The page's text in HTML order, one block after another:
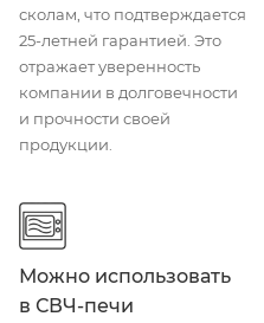
сколам, что подтверждается
25-летней гарантией. Это
отражает уверенность
компании в долговечности
и прочности своей
продукции.
Можно использовать
в СВЧ-печи